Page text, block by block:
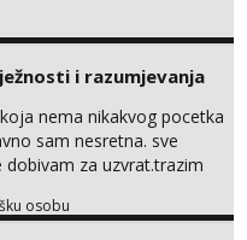
i razumjevanja
nema nikakvog pocetka
sam nesretna. sve
za uzvrat.trazim
malo njeznosti i
osobu